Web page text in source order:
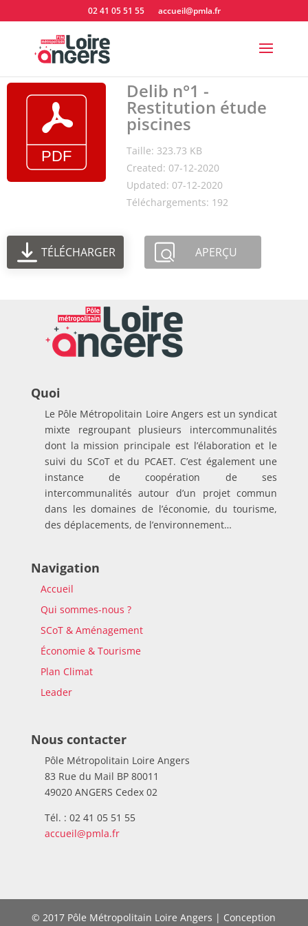
02 41 05 51 55 accueil@pmla.fr
Delib n°1 -
Restitution étude
piscines
Taille: 323.73 KB
Created: 07-12-2020
Updated: 07-12-2020
Téléchargements: 192
TÉLÉCHARGER APERÇU
Quoi
Le Pôle Métropolitain Loire Angers est un syndicat
mixte regroupant plusieurs intercommunalités
dont la mission principale est l’élaboration et le
suivi du SCoT et du PCAET. C’est également une
instance de coopération de ses
intercommunalités autour d’un projet commun
dans les domaines de l’économie, du tourisme,
des déplacements, de l’environnement…
Navigation
Accueil
Qui sommes-nous ?
SCoT & Aménagement
Économie & Tourisme
Plan Climat
Leader
Nous contacter
Pôle Métropolitain Loire Angers
83 Rue du Mail BP 80011
49020 ANGERS Cedex 02
Tél. : 02 41 05 51 55
accueil@pmla.fr
© 2017 Pôle Métropolitain Loire Angers | Conception